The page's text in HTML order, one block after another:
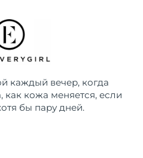
каждый вечер, когда
как кожа меняется, если
бы пару дней.